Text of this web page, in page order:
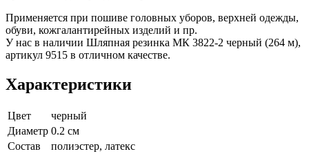
Применяется при пошиве головных уборов, верхней одежды,
обуви, кожгалантирейных изделий и пр.
У нас в наличии Шляпная резинка МК 3822-2 черный (264 м),
артикул 9515 в отличном качестве.
Характеристики
Цвет
черный
Диаметр 0.2 см
Состав
полиэстер, латекс